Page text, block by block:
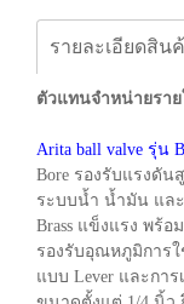
รายละเอียดสิน
ตัวแทนจำหน่ายรา
Arita ball valve รุ่น
Bore รองรับแรงดัน
ระบบน้ำ น้ำมัน แล
Brass แข็งแรง พร้
รองรับอุณหภูมิการใ
แบบ Lever และกา